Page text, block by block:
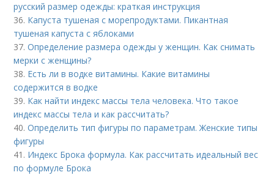
русский размер одежды: краткая инструкция
36. Капуста тушеная с морепродуктами. Пикантная
тушеная капуста с яблоками
37.Определение размера одежды у женщин. Как снимать
мерки с женщины?
38. Есть ли в водке витамины. Какие витамины
содержится в водке
39. Как найти индекс массы тела человека. Что такое
индекс массы тела и как рассчитать?
40.Определить тип фигуры по параметрам. Женские типы
фигуры
41. Индекс Брока формула. Как рассчитать идеальный вес
по формуле Брока